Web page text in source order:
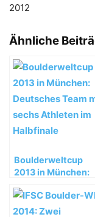
2012
Ähnliche
Boulderweltcup
2013 in München:
sechs Athleten im
Halbfinale